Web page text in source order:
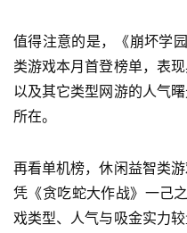
7
月
3
0
日
值得注意的是，《崩坏学
类游戏本月首登榜单，表
以及其它类型网游的人气
所在。
再看单机榜，休闲益智类
凭《贪吃蛇大作战》一己
戏类型、人气与吸金实力